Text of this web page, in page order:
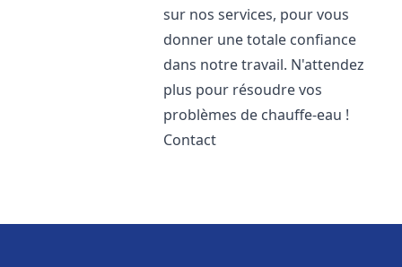
sur nos services, pour vous
donner une totale confiance
dans notre travail. N'attendez
plus pour résoudre vos
problèmes de chauffe-eau !
Contact